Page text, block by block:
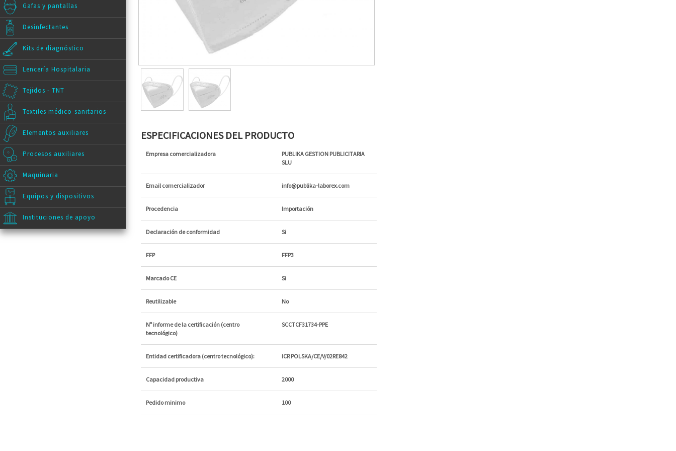
Gafas y pantallas
Desinfectantes
Kits de diagnóstico
Lencería Hospitalaria
Tejidos - TNT
Textiles médico-sanitarios
Elementos auxiliares
Procesos auxiliares
Maquinaria
Equipos y dispositivos
Instituciones de apoyo
ESPECIFICACIONES DEL PRODUCTO
Empresa comercializadora
PUBLIKA GESTION PUBLICITARIA
SLU
Email comercializador info@publika-laborex.com
Procedencia Importación
Declaración de conformidad Si
FFP FFP3
Marcado CE Si
Reutilizable No
Nº informe de la certificación (centro
tecnológico)
SCCTCF31734-PPE
Entidad certificadora (centro tecnológico): ICR POLSKA/CE/V/02RE842
Capacidad productiva 2000
Pedido minimo 100